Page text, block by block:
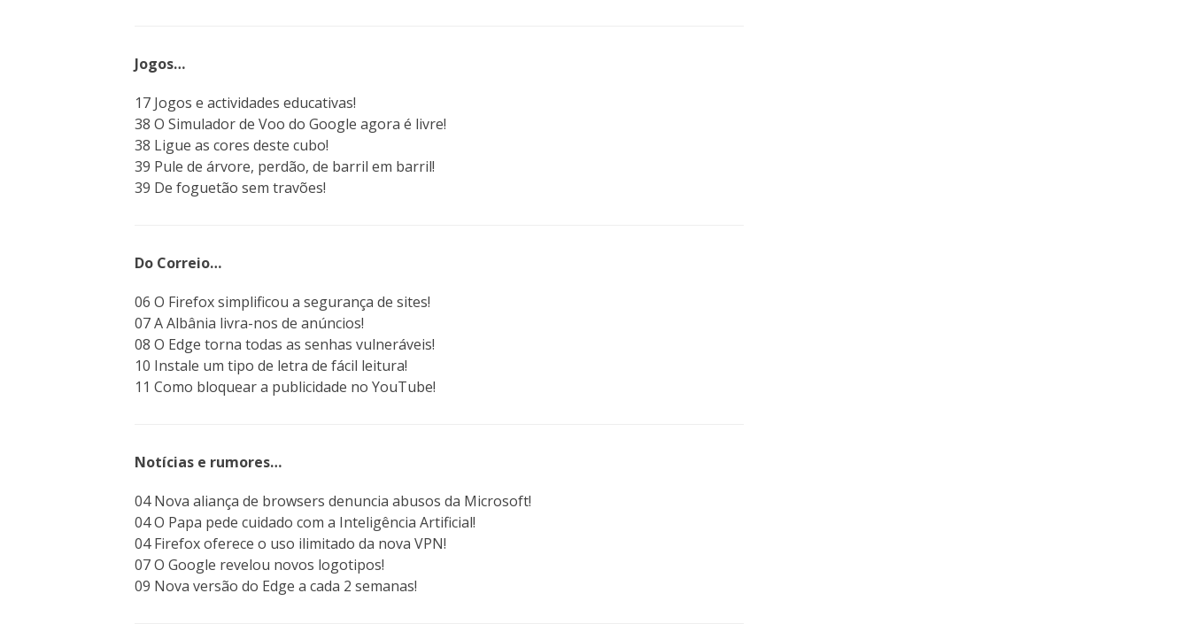
Jogos…
17 Jogos e actividades educativas!
38 O Simulador de Voo do Google agora é livre!
38 Ligue as cores deste cubo!
39 Pule de árvore, perdão, de barril em barril!
39 De foguetão sem travões!
Do Correio…
06 O Firefox simplificou a segurança de sites!
07 A Albânia livra-nos de anúncios!
08 O Edge torna todas as senhas vulneráveis!
10 Instale um tipo de letra de fácil leitura!
11 Como bloquear a publicidade no YouTube!
Notícias e rumores…
04 Nova aliança de browsers denuncia abusos da Microsoft!
04 O Papa pede cuidado com a Inteligência Artificial!
04 Firefox oferece o uso ilimitado da nova VPN!
07 O Google revelou novos logotipos!
09 Nova versão do Edge a cada 2 semanas!